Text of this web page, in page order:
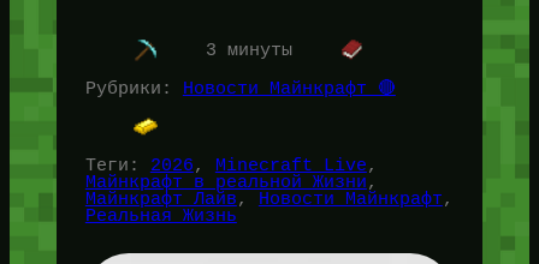
3 минуты
Рубрики:
Новости Майнкрафт 🔴
Теги: 2026, Minecraft Live
Майнкрафт в реальной Жизни
Майнкрафт Лайв, Новости Майнкрафт
Реальная Жизнь